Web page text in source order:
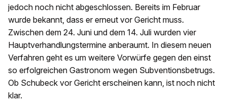
jedoch noch nicht abgeschlossen. Bereits im Februar
wurde bekannt, dass er erneut vor Gericht muss.
Zwischen dem 24. Juni und dem 14. Juli wurden vier
Hauptverhandlungstermine anberaumt. In diesem neuen
Verfahren geht es um weitere Vorwürfe gegen den einst
so erfolgreichen Gastronom wegen Subventionsbetrugs.
Ob Schubeck vor Gericht erscheinen kann, ist noch nicht
klar.